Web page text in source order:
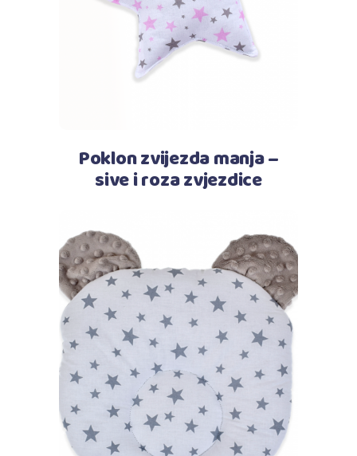
Poklon zvijezda manja –
sive i roza zvjezdice
Pročitaj više